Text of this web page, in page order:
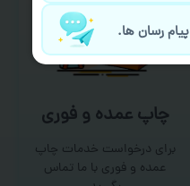
چاپ عمده و فوری
برای درخواست خدمات چاپ
عمده و فوری با ما تماس
پیام رسان ها.